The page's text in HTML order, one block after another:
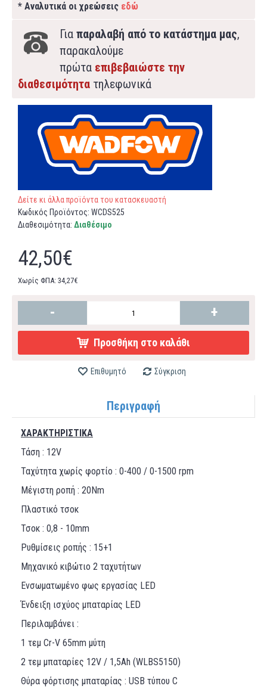
* Αναλυτικά οι χρεώσεις εδώ
Για παραλαβή από το κατάστημα μας,
παρακαλούμε
πρώτα επιβεβαιώστε την
διαθεσιμότητα τηλεφωνικά
Δείτε κι άλλα προϊόντα του κατασκευαστή
Κωδικός Προϊόντος: WCDS525
Διαθεσιμότητα: Διαθέσιμο
42,50€
Χωρίς ΦΠΑ: 34,27€
- +
Προσθήκη στο καλάθι
Επιθυμητό Σύγκριση
Περιγραφή
ΧΑΡΑΚΤΗΡΙΣΤΙΚΑ
Τάση : 12V
Ταχύτητα χωρίς φορτίο : 0-400 / 0-1500 rpm
Μέγιστη ροπή : 20Nm
Πλαστικό τσοκ
Τσοκ : 0,8 - 10mm
Ρυθμίσεις ροπής : 15+1
Μηχανικό κιβώτιο 2 ταχυτήτων
Ενσωματωμένο φως εργασίας LED
Ένδειξη ισχύος μπαταρίας LED
Περιλαμβάνει :
1 τεμ Cr-V 65mm μύτη
2 τεμ μπαταρίες 12V / 1,5Ah (WLBS5150)
Θύρα φόρτισης μπαταρίας : USB τύπου C